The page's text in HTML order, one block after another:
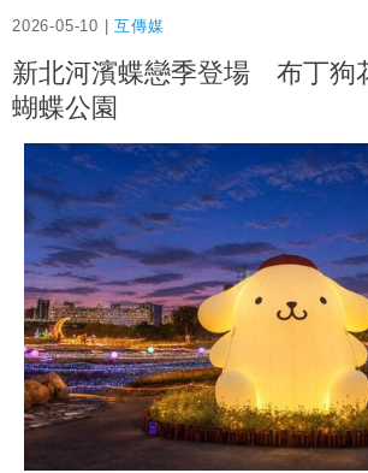
2026-05-10 |互傳媒
新北河濱蝶戀季登場 布丁狗
蝴蝶公園